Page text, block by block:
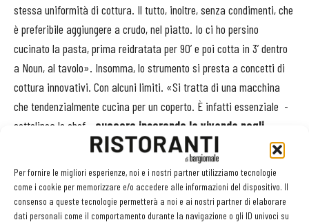
Per fornire le migliori esperienze, noi e i nostri partner utilizziamo tecnologie
come i cookie per memorizzare e/o accedere alle informazioni del dispositivo. Il
consenso a queste tecnologie permetterà a noi e ai nostri partner di elaborare
dati personali come il comportamento durante la navigazione o gli ID univoci su
stessa uniformità di cottura. Il tutto, inoltre, senza condimenti, che
è preferibile aggiungere a crudo, nel piatto. Io ci ho persino
cucinato la pasta, prima reidratata per 90’ e poi cotta in 3’ dentro
a Noun, al tavolo». Insomma, lo strumento si presta a concetti di
cottura innovativi. Con alcuni limiti. «Si tratta di una macchina
che tendenzialmente cucina per un coperto. È infatti essenziale -
sottolinea lo chef - cuocere inserendo la vivanda negli
appositi sacchetti teflonati(reperibili anche nella grande
distribuzione), ma che l’azienda ha realizzato anche nella versione
a 3 comparti, in modo da poter effettuare nello stesso momento tre
cotture differenziate».